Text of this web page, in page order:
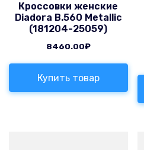
Кроссовки женские
Diadora B.560 Metallic
(181204-25059)
8460.00₽
Купить товар